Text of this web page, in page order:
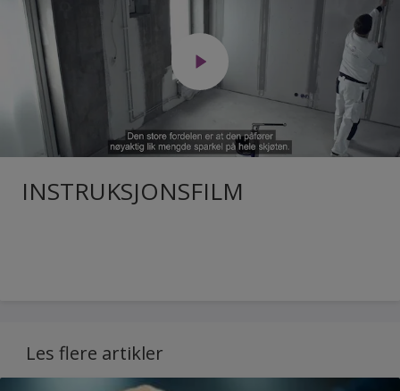
INSTRUKSJONSFILM
Les flere artikler